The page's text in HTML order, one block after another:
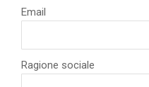
Email
Ragione sociale